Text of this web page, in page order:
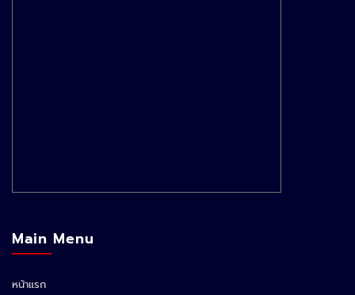
Main Menu
หน้าแรก